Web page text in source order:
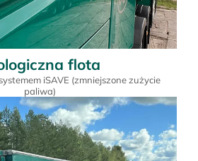
flota
iSAVE (zmniejszone zużycie
paliwa)